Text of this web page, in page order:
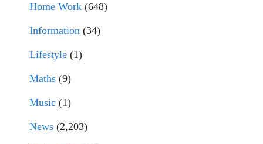
Home Work (648)
Information (34)
Lifestyle (1)
Maths (9)
Music (1)
News (2,203)